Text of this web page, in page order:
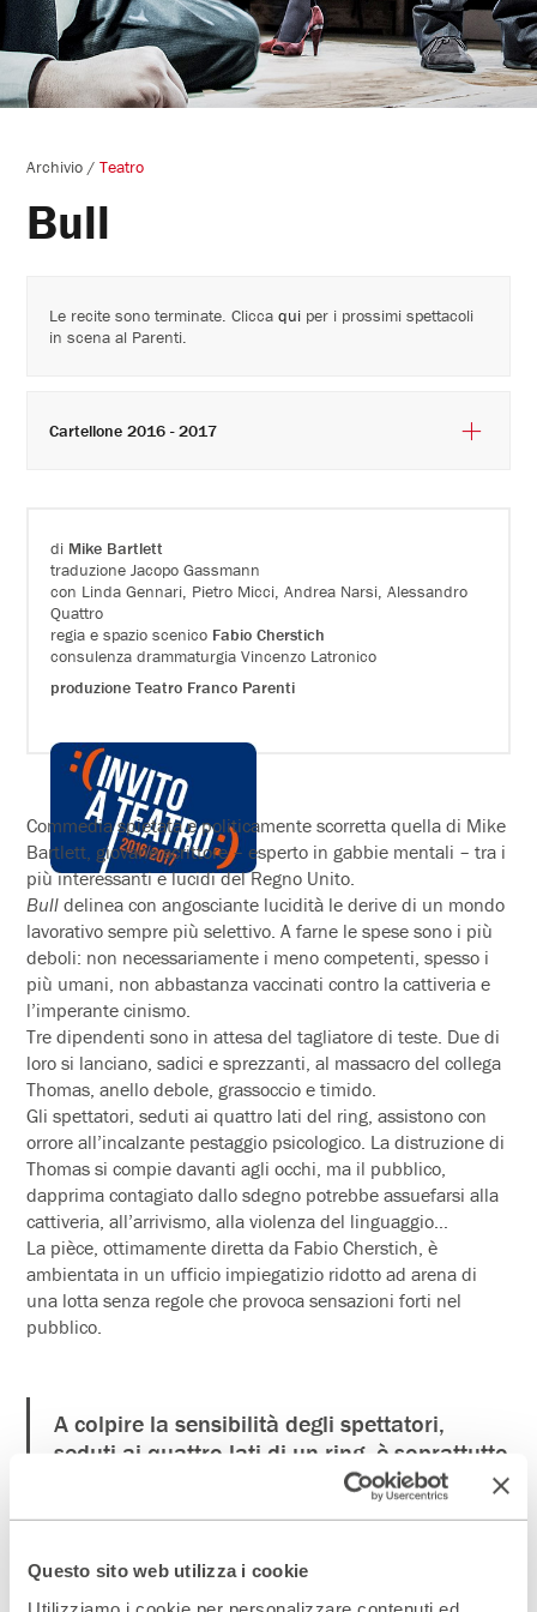
Questo sito web utilizza i cookie
Archivio /Teatro
Bull
di Mike Bartlett
traduzione Jacopo Gassmann
con Linda Gennari, Pietro Micci, Andrea Narsi, Alessandro
Quattro
regia e spazio scenico Fabio Cherstich
consulenza drammaturgia Vincenzo Latronico
produzione Teatro Franco Parenti
Commedia spietata e politicamente scorretta quella di Mike
Bartlett, giovane scrittore – esperto in gabbie mentali – tra i
più interessanti e lucidi del Regno Unito.
Bull delinea con angosciante lucidità le derive di un mondo
lavorativo sempre più selettivo. A farne le spese sono i più
deboli: non necessariamente i meno competenti, spesso i
più umani, non abbastanza vaccinati contro la cattiveria e
l’imperante cinismo.
Tre dipendenti sono in attesa del tagliatore di teste. Due di
loro si lanciano, sadici e sprezzanti, al massacro del collega
Thomas, anello debole, grassoccio e timido.
Gli spettatori, seduti ai quattro lati del ring, assistono con
orrore all’incalzante pestaggio psicologico. La distruzione di
Thomas si compie davanti agli occhi, ma il pubblico,
dapprima contagiato dallo sdegno potrebbe assuefarsi alla
cattiveria, all’arrivismo, alla violenza del linguaggio…
La pièce, ottimamente diretta da Fabio Cherstich, è
ambientata in un ufficio impiegatizio ridotto ad arena di
una lotta senza regole che provoca sensazioni forti nel
pubblico.
A colpire la sensibilità degli spettatori,
seduti ai quattro lati di un ring, è soprattutto
la studiatissima partitura gestuale messa a
punto dai bravi attori: l’insopportabile
Thomas.
Le recite sono terminate. Cliccaqui per i prossimi spettacoli
in scena al Parenti.
Cartellone 2016 - 2017